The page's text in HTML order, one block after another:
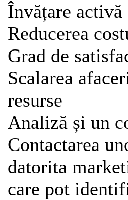
Învățare
Reducerea
Grad de
Scalarea
resurse
Analiză și un
Contactarea
datorita
care pot